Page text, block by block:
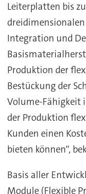
Leiterplatten bis
Integration und
Produktion der
Bestückung der
Volume-Fähigkeit
der Produktion
Kunden einen
bieten können“,
Basis aller
Module (Flexible